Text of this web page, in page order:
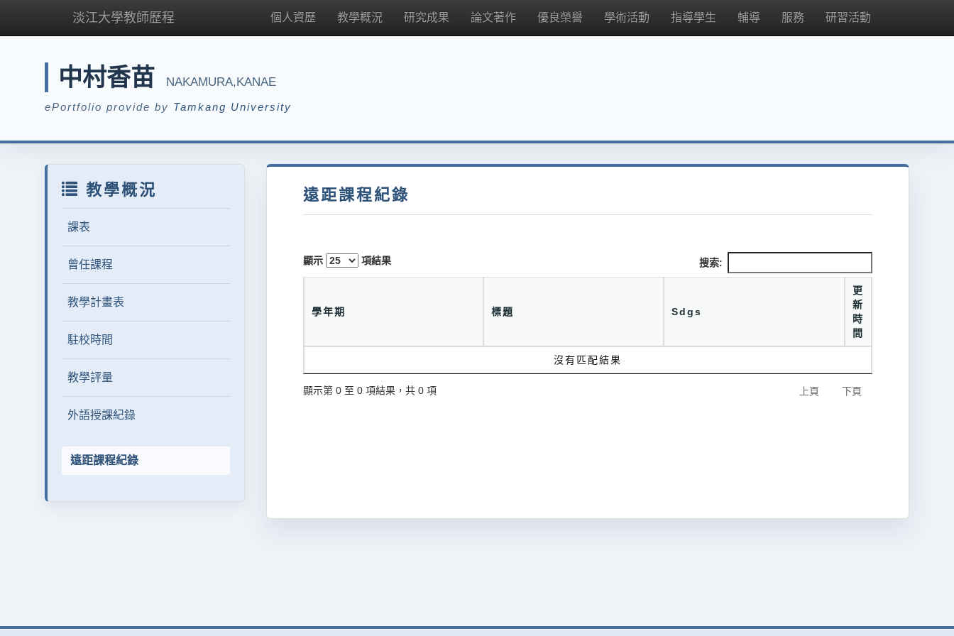
淡江大學教師歷程 個人資歷 教學概況 研究成果 論文著作 優良榮譽 學術活動 指導學生 輔導 服務 研習活動
中村香苗 NAKAMURA,KANAE
ePortfolio provide by Tamkang University
教學概況
課表
曾任課程
教學計畫表
駐校時間
教學評量
外語授課紀錄
遠距課程紀錄
遠距課程紀錄
顯示 項結果 搜索:
學年期 標題 Sdgs
更
新
時
間
沒有匹配結果
顯示第 0 至 0 項結果，共 0 項 上頁 下頁